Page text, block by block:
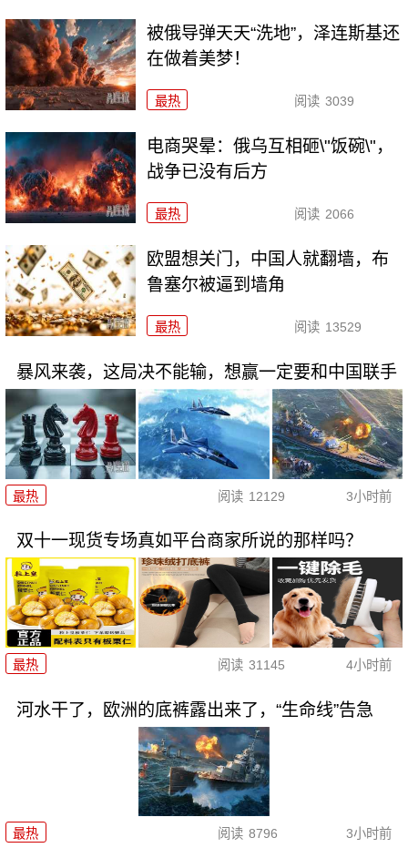
被俄导弹天天“洗地”，泽连斯基还
在做着美梦！
最热 阅读 3039
电商哭晕：俄乌互相砸\"饭碗\"，
战争已没有后方
最热 阅读 2066
欧盟想关门，中国人就翻墙，布
鲁塞尔被逼到墙角
最热 阅读 13529
暴风来袭，这局决不能输，想赢一定要和中国联手
最热 阅读 12129 3小时前
双十一现货专场真如平台商家所说的那样吗？
最热 阅读 31145 4小时前
河水干了，欧洲的底裤露出来了，“生命线”告急
最热 阅读 8796 3小时前